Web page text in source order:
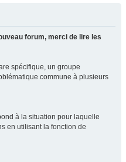
forum, merci de lire les
spécifique, un groupe
commune à plusieurs
à la situation pour laquelle
en utilisant la fonction de